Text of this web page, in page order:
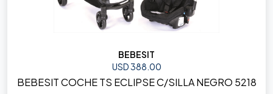
BEBESIT
USD 388.00
BEBESIT COCHE TS ECLIPSE C/SILLA NEGRO 5218